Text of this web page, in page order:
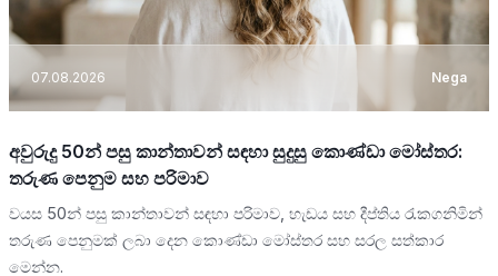
07.08.2026 Nega
අවුරුදු 50න් පසු කාන්තාවන් සඳහා සුදුසු කොණ්ඩා මෝස්තර:
තරුණ පෙනුම සහ පරිමාව
වයස 50න් පසු කාන්තාවන් සඳහා පරිමාව, හැඩය සහ දීප්තිය රැකගනිමින්
තරුණ පෙනුමක් ලබා දෙන කොණ්ඩා මෝස්තර සහ සරල සත්කාර
මෙන්න.